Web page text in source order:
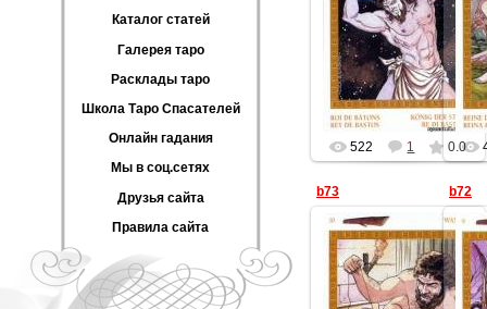
Каталог статей
Галерея таро
Расклады таро
Школа Таро Спасателей
Онлайн гадания
Мы в соц.сетях
Друзья сайта
Правила сайта
Геката
522 1 0.0
b73 b72